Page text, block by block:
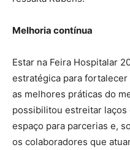
Melhoria contínua
Estar na Feira Hospitalar
estratégica para
as melhores práticas do
possibilitou estreitar
espaço para parcerias e,
os colaboradores que